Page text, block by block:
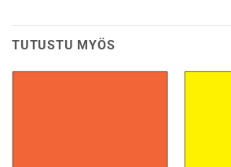
TUTUSTU MYÖS